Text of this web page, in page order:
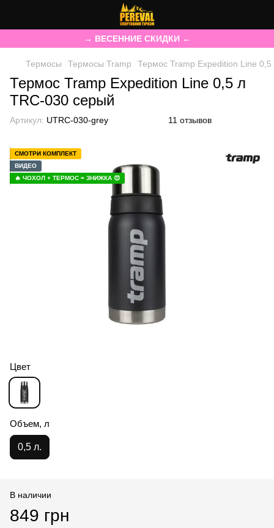
→ ВЕСЕННИЕ СКИДКИ ←
Термосы Термосы Tramp Термос Tramp Expedition Line
Термос Tramp Expedition Line 0,5 л
TRC-030 серый
Артикул: UTRC-030-grey 11 отзывов
СМОТРИ КОМПЛЕКТ
ВИДЕО
🔥 ЧОХОЛ + ТЕРМОС = ЗНИЖКА 😍
Цвет
Объем, л
0,5 л.
В наличии
849 грн